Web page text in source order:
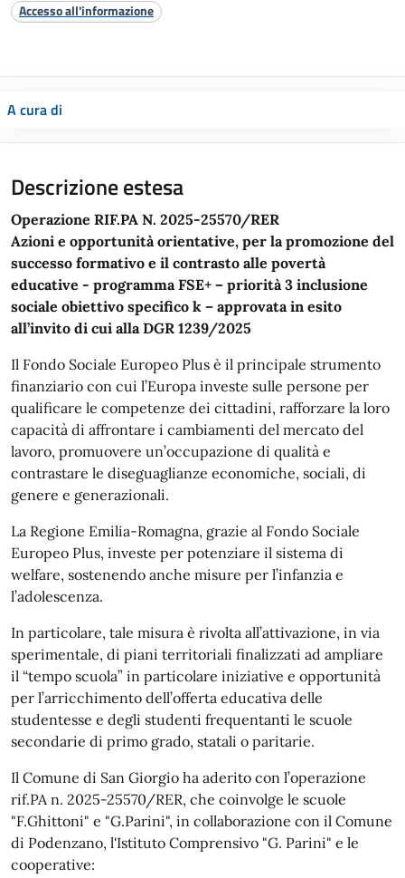
Accesso all'informazione
A cura di
Descrizione estesa
Operazione RIF.PA N. 2025-25570/RER
Azioni e opportunità orientative, per la promozione del
successo formativo e il contrasto alle povertà
educative - programma FSE+ – priorità 3 inclusione
sociale obiettivo specifico k – approvata in esito
all’invito di cui alla DGR 1239/2025
Il Fondo Sociale Europeo Plus è il principale strumento
finanziario con cui l’Europa investe sulle persone per
qualificare le competenze dei cittadini, rafforzare la loro
capacità di affrontare i cambiamenti del mercato del
lavoro, promuovere un’occupazione di qualità e
contrastare le diseguaglianze economiche, sociali, di
genere e generazionali.
La Regione Emilia-Romagna, grazie al Fondo Sociale
Europeo Plus, investe per potenziare il sistema di
welfare, sostenendo anche misure per l’infanzia e
l’adolescenza.
In particolare, tale misura è rivolta all’attivazione, in via
sperimentale, di piani territoriali finalizzati ad ampliare
il “tempo scuola” in particolare iniziative e opportunità
per l’arricchimento dell’offerta educativa delle
studentesse e degli studenti frequentanti le scuole
secondarie di primo grado, statali o paritarie.
Il Comune di San Giorgio ha aderito con l’operazione
rif.PA n. 2025-25570/RER, che coinvolge le scuole
"F.Ghittoni" e "G.Parini", in collaborazione con il Comune
di Podenzano, l'Istituto Comprensivo "G. Parini" e le
cooperative: